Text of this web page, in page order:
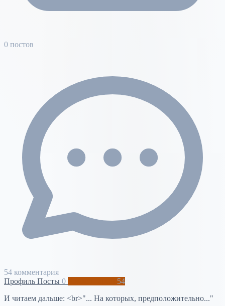
0 постов
54 комментария
Профиль Посты 0
54
И читаем дальше: <br>"... На которых, предположительно..."